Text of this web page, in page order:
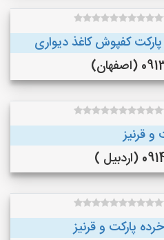
کفپوش کاغذ دیواری
و قرنیز
)
پارکت و قرنیز